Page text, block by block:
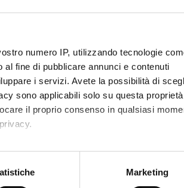
numero IP, utilizzando tecnologie
fine di pubblicare annunci e contenuti
i servizi. Avete la possibilità di
sono applicabili solo su questa proprietà
il proprio consenso in qualsiasi
di qualche metro,Marketing
Ivan Russo
Riccardo Scarpa
Riccardo Stacchezzini
Alexia Ciroi